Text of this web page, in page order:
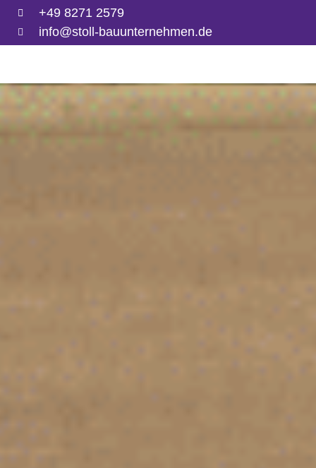
+49 8271 2579
info@stoll-bauunternehmen.de